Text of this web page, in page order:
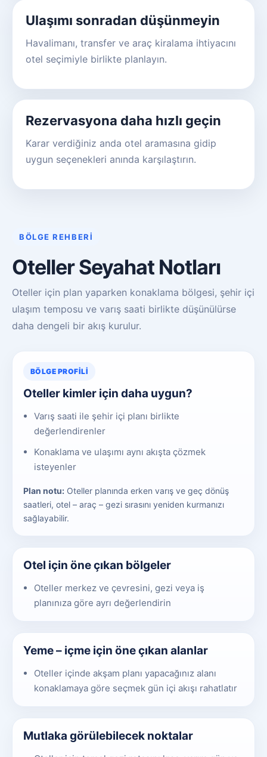
Ulaşımı sonradan düşünmeyin
Havalimanı, transfer ve araç kiralama ihtiyacını
otel seçimiyle birlikte planlayın.
Rezervasyona daha hızlı geçin
Karar verdiğiniz anda otel aramasına gidip
uygun seçenekleri anında karşılaştırın.
BÖLGE REHBERI
Oteller Seyahat Notları
Oteller için plan yaparken konaklama bölgesi, şehir içi
ulaşım temposu ve varış saati birlikte düşünülürse
daha dengeli bir akış kurulur.
BÖLGE PROFILI
Oteller kimler için daha uygun?
Varış saati ile şehir içi planı birlikte
değerlendirenler
Konaklama ve ulaşımı aynı akışta çözmek
isteyenler
Plan notu: Oteller planında erken varış ve geç dönüş
saatleri, otel – araç – gezi sırasını yeniden kurmanızı
sağlayabilir.
Otel için öne çıkan bölgeler
Oteller merkez ve çevresini, gezi veya iş
planınıza göre ayrı değerlendirin
Yeme – içme için öne çıkan alanlar
Oteller içinde akşam planı yapacağınız alanı
konaklamaya göre seçmek gün içi akışı rahatlatır
Mutlaka görülebilecek noktalar